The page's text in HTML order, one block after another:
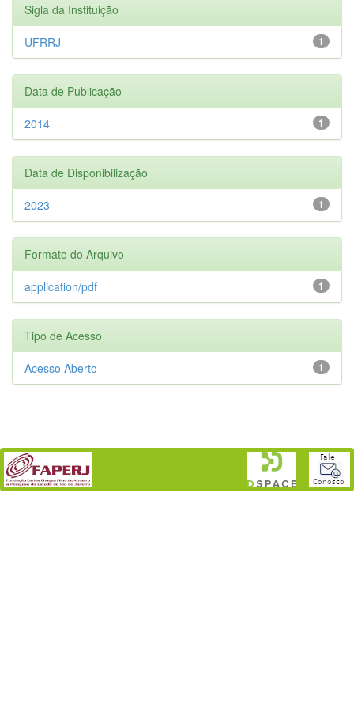
Sigla da Instituição
1
UFRRJ
Data de Publicação
1
2014
Data de Disponibilização
1
2023
Formato do Arquivo
1
application/pdf
Tipo de Acesso
1
Acesso Aberto